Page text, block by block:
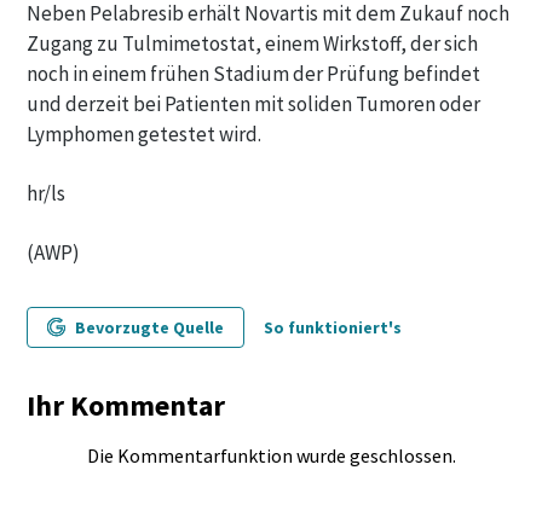
Neben Pelabresib erhält Novartis mit dem Zukauf noch
Zugang zu Tulmimetostat, einem Wirkstoff, der sich
noch in einem frühen Stadium der Prüfung befindet
und derzeit bei Patienten mit soliden Tumoren oder
Lymphomen getestet wird.
hr/ls
(AWP)
Bevorzugte Quelle So funktioniert's
Ihr Kommentar
Die Kommentarfunktion wurde geschlossen.